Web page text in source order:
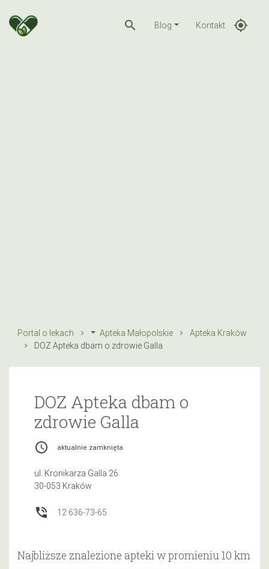
search Blog Kontakt gps_fixed
Portal o lekach Apteka Małopolskie
Apteka Kraków
DOZ Apteka dbam o zdrowie Galla
DOZ Apteka dbam o
zdrowie Galla
access_time aktualnie zamknięta
ul. Kronikarza Galla 26
30-053 Kraków
phone_in_talk 12 636-73-65
Najbliższe znalezione apteki w promieniu 10 km